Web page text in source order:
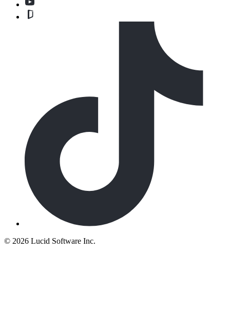
© 2026 Lucid Software Inc.